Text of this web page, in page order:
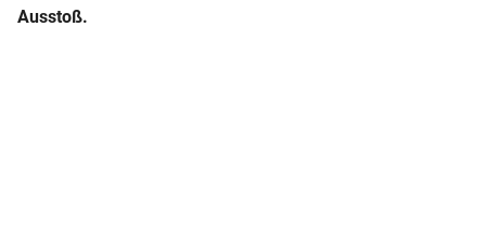
Ausstoß.